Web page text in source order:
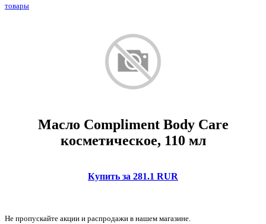
товары
Масло Compliment Body Care
косметическое, 110 мл
Купить за 281.1 RUR
Не пропускайте акции и распродажи в нашем магазине.